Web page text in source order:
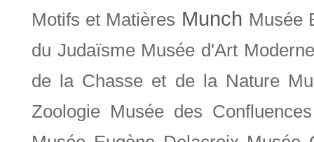
Motifs et Matières Munch Musée
du Judaïsme Musée d'Art
de la Chasse et de la Nature
Zoologie Musée des Confluences